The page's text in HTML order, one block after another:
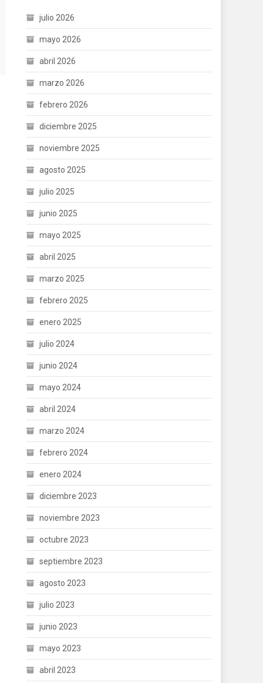
julio 2026
mayo 2026
abril 2026
marzo 2026
febrero 2026
diciembre 2025
noviembre 2025
agosto 2025
julio 2025
junio 2025
mayo 2025
abril 2025
marzo 2025
febrero 2025
enero 2025
julio 2024
junio 2024
mayo 2024
abril 2024
marzo 2024
febrero 2024
enero 2024
diciembre 2023
noviembre 2023
octubre 2023
septiembre 2023
agosto 2023
julio 2023
junio 2023
mayo 2023
abril 2023